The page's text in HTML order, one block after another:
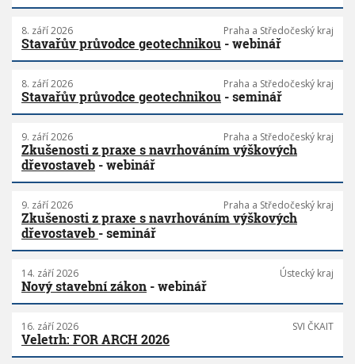
8. září 2026 Praha a Středočeský kraj
Stavařův průvodce geotechnikou - webinář
8. září 2026 Praha a Středočeský kraj
Stavařův průvodce geotechnikou - seminář
9. září 2026 Praha a Středočeský kraj
Zkušenosti z praxe s navrhováním výškových
dřevostaveb - webinář
9. září 2026 Praha a Středočeský kraj
Zkušenosti z praxe s navrhováním výškových
dřevostaveb - seminář
14. září 2026 Ústecký kraj
Nový stavební zákon - webinář
16. září 2026 SVI ČKAIT
Veletrh: FOR ARCH 2026